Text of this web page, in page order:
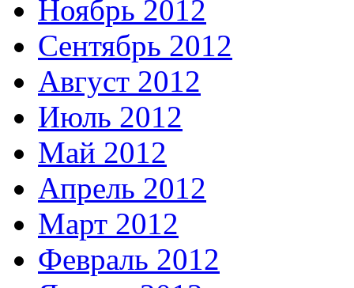
Ноябрь 2012
Сентябрь 2012
Август 2012
Июль 2012
Май 2012
Апрель 2012
Март 2012
Февраль 2012